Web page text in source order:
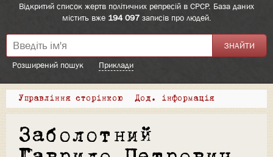
Відкритий список жертв політичних репресій в СРСР. База даних
містить вже 194 097записів про людей.
Розширений пошук Приклади
Управління сторінкою Дод. інформація
Заболотний